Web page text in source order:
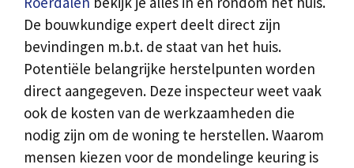
De bouwkundige expert deelt direct zijn
bevindingen m.b.t. de staat van het huis.
Potentiële belangrijke herstelpunten worden
direct aangegeven. Deze inspecteur weet vaak
ook de kosten van de werkzaamheden die
nodig zijn om de woning te herstellen. Waarom
mensen kiezen voor de mondelinge keuring is